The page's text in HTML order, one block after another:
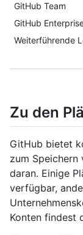
GitHub Team
GitHub
Weiterführende
Zu den
GitHub bietet
zum Speichern
daran. Einige
verfügbar,
Konten findest